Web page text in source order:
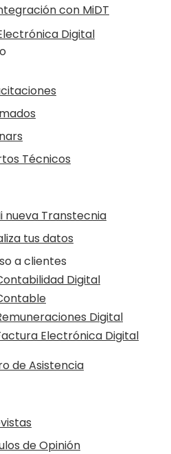
con MiDT
Digital
Técnicos
nueva Transtecnia
tus datos
a clientes
Digital
Digital
Electrónica Digital
de Asistencia
de Opinión